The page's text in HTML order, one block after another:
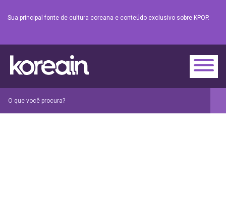
Sua principal fonte de cultura coreana e conteúdo exclusivo sobre KPOP.